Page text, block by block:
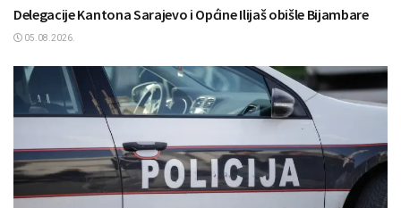
Delegacije Kantona Sarajevo i Općine Ilijaš obišle Bijambare
05.08.2026.